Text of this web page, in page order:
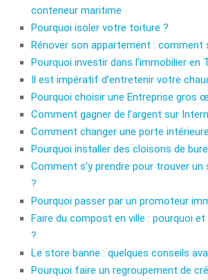
conteneur maritime
Pourquoi isoler votre toiture ?
Rénover son appartement : comment
Pourquoi investir dans l’immobilier en
Il est impératif d’entretenir votre
Pourquoi choisir une Entreprise gros
Comment gagner de l’argent sur
Comment changer une porte
Pourquoi installer des cloisons de
Comment s’y prendre pour trouver un
?
Pourquoi passer par un promoteur
Faire du compost en ville : pourquoi
?
Le store banne : quelques conseils
Pourquoi faire un regroupement de